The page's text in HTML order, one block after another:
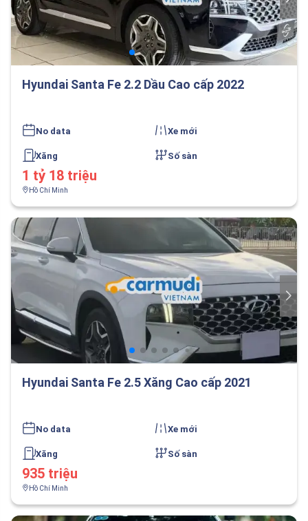
Hyundai Santa Fe 2.2 Dầu Cao cấp 2022
No data Xe mới
Xăng Số sàn
1 tỷ 18 triệu
Hồ Chí Minh
Hyundai Santa Fe 2.5 Xăng Cao cấp 2021
No data Xe mới
Xăng Số sàn
935 triệu
Hồ Chí Minh